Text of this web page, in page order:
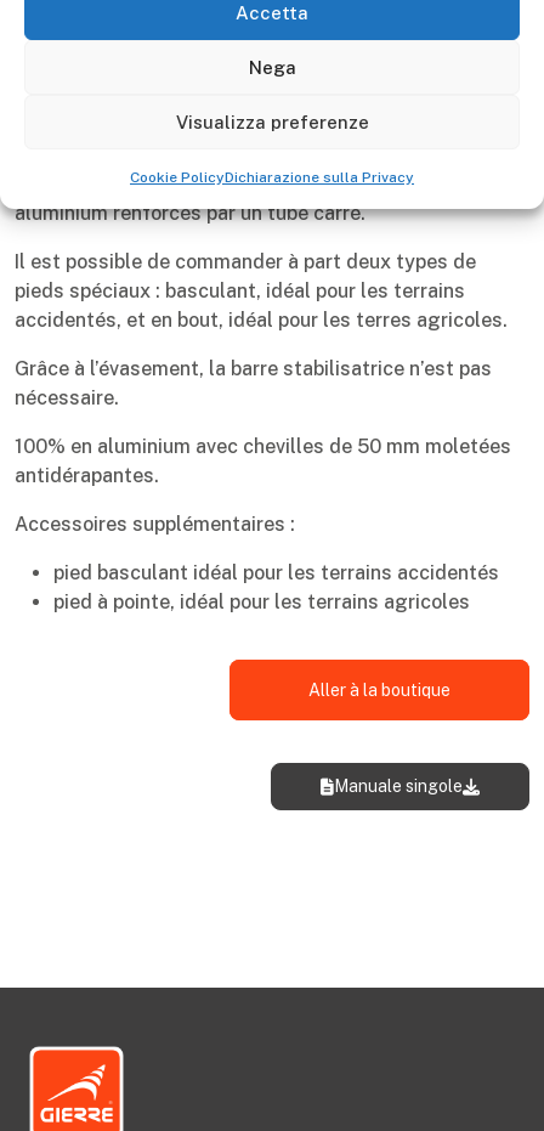
Accetta
Nega
Visualizza preferenze
Cookie PolicyDichiarazione sulla Privacy
150
Échelle Gierre simple à base évasée, avec montants en
aluminium renforcés par un tube carré.
Il est possible de commander à part deux types de
pieds spéciaux : basculant, idéal pour les terrains
accidentés, et en bout, idéal pour les terres agricoles.
Grâce à l’évasement, la barre stabilisatrice n’est pas
nécessaire.
100% en aluminium avec chevilles de 50 mm moletées
antidérapantes.
Accessoires supplémentaires :
pied basculant idéal pour les terrains accidentés
pied à pointe, idéal pour les terrains agricoles
Aller à la boutique
Manuale singole